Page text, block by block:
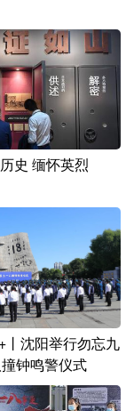
史 缅怀英烈
丨沈阳举行勿忘九
钟鸣警仪式